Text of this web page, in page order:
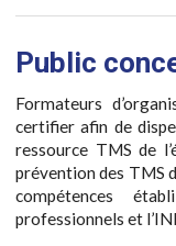
Public
Formateurs
certifier afin de
ressource TMS de
prévention des TMS
compétences
professionnels et